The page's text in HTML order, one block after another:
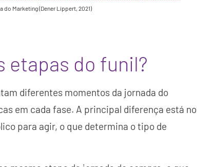
Marketing (Dener Lippert, 2021)
etapas do funil?
diferentes momentos da jornada do
em cada fase. A principal diferença está no
para agir, o que determina o tipo de